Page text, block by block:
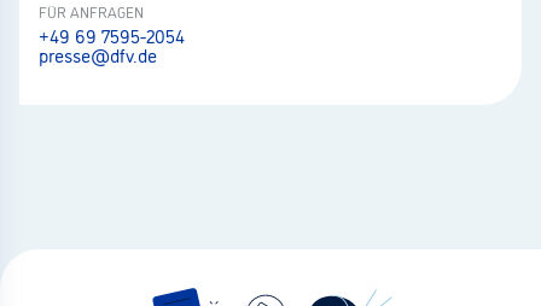
FÜR ANFRAGEN
+49 69 7595-2054
presse@dfv.de